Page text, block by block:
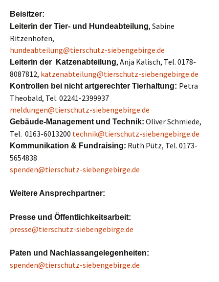
Beisitzer:
Leiterin der Tier- und Hundeabteilung, Sabine
Ritzenhofen,
hundeabteilung@tierschutz-siebengebirge.de
Leiterin der Katzenabteilung, Anja Kalisch, Tel. 0178-
8087812, katzenabteilung@tierschutz-siebengebirge.de
Kontrollen bei nicht artgerechter Tierhaltung: Petra
Theobald, Tel. 02241-2399937
meldungen@tierschutz-siebengebirge.de
Gebäude-Management und Technik: Oliver Schmiede,
Tel. 0163-6013200 technik@tierschutz-siebengebirge.de
Kommunikation & Fundraising: Ruth Pütz, Tel. 0173-
5654838
spenden@tierschutz-siebengebirge.de
Weitere Ansprechpartner:
Presse und Öffentlichkeitsarbeit:
presse@tierschutz-siebengebirge.de
Paten und Nachlassangelegenheiten:
spenden@tierschutz-siebengebirge.de